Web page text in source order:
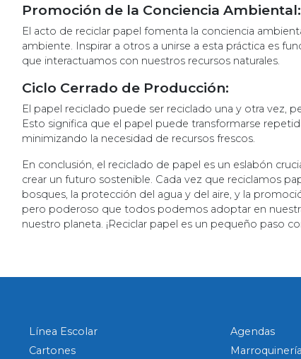
Promoción de la Conciencia Ambiental:
El acto de reciclar papel fomenta la conciencia
ambiente. Inspirar a otros a unirse a esta práctica es
que interactuamos con nuestros recursos naturales.
Ciclo Cerrado de Producción:
El papel reciclado puede ser reciclado una y otra vez,
Esto significa que el papel puede transformarse
minimizando la necesidad de recursos frescos.
En conclusión, el reciclado de papel es un eslabón
crear un futuro sostenible. Cada vez que reciclamos
bosques, la protección del agua y del aire, y la
pero poderoso que todos podemos adoptar en
nuestro planeta. ¡Reciclar papel es un pequeño paso
Línea Escolar
Cartones
Agendas
Marroquinería